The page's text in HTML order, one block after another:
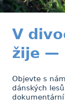
V
žije —
Objevte s
dánských